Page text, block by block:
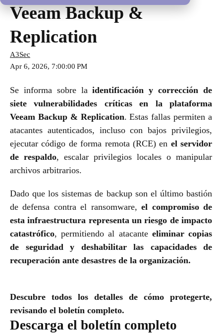
Veeam Backup &
Replication
A3Sec
Apr 6, 2026, 7:00:00 PM
Se informa sobre la identificación y corrección de
siete vulnerabilidades críticas en la plataforma
Veeam Backup & Replication. Estas fallas permiten a
atacantes autenticados, incluso con bajos privilegios,
ejecutar código de forma remota (RCE) en el servidor
de respaldo, escalar privilegios locales o manipular
archivos arbitrarios.
Dado que los sistemas de backup son el último bastión
de defensa contra el ransomware,el compromiso de
esta infraestructura representa un riesgo de impacto
catastrófico, permitiendo al atacante eliminar copias
de seguridad y deshabilitar las capacidades de
recuperación ante desastres de la organización.
Descubre todos los detalles de cómo protegerte,
revisando el boletín completo.
Descarga el boletín completo